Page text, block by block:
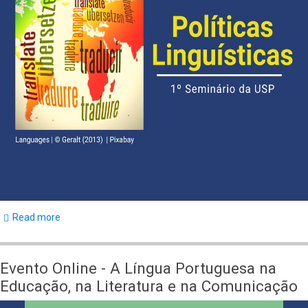
Sociedade
Read more
-
1º
Evento Online - A Língua Portuguesa na
Educação, na Literatura e na Comunicação